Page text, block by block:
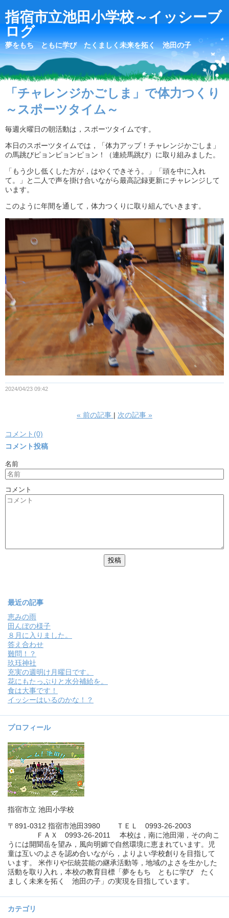
指宿市立池田小学校～イッシーブ
ログ
夢をもち ともに学び たくましく未来を拓く 池田の子
「チャレンジかごしま」で体力つくり
～スポーツタイム～
毎週火曜日の朝活動は，スポーツタイムです。
本日のスポーツタイムでは，「体力アップ！チャレンジかごしま」
の馬跳びピョンピョンピョン！（連続馬跳び）に取り組みました。
「もう少し低くした方が，はやくできそう。」「頭を中に入れ
て。」と二人で声を掛け合いながら最高記録更新にチャレンジして
います。
このように年間を通して，体力つくりに取り組んでいきます。
2024/04/23 09:42
« 前の記事 次の記事 »
コメント(0)
コメント投稿
名前
コメント
最近の記事
恵みの雨
田んぼの様子
８月に入りました。
答え合わせ
難問！？
玖珏神社
充実の週明け月曜日です。
花にもたっぷりと水分補給を。
食は大事です！
イッシーはいるのかな！？
プロフィール
指宿市立 池田小学校
〒891-0312 指宿市池田3980 ＴＥＬ 0993-26-2003
ＦＡＸ 0993-26-2011 本校は，南に池田湖，その向こ
うには開聞岳を望み，風向明媚で自然環境に恵まれています。児
童は互いのよさを認め合いながら，よりよい学校創りを目指して
います。 米作りや伝統芸能の継承活動等，地域のよさを生かした
活動を取り入れ，本校の教育目標「夢をもち ともに学び たく
ましく未来を拓く 池田の子」の実現を目指しています。
カテゴリ